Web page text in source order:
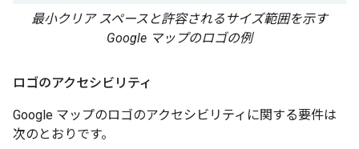
最小クリア スペースと許容されるサイズ範囲を示す
Google マップのロゴの例
ロゴのアクセシビリティ
Google マップのロゴのアクセシビリティに関する要件は
次のとおりです。